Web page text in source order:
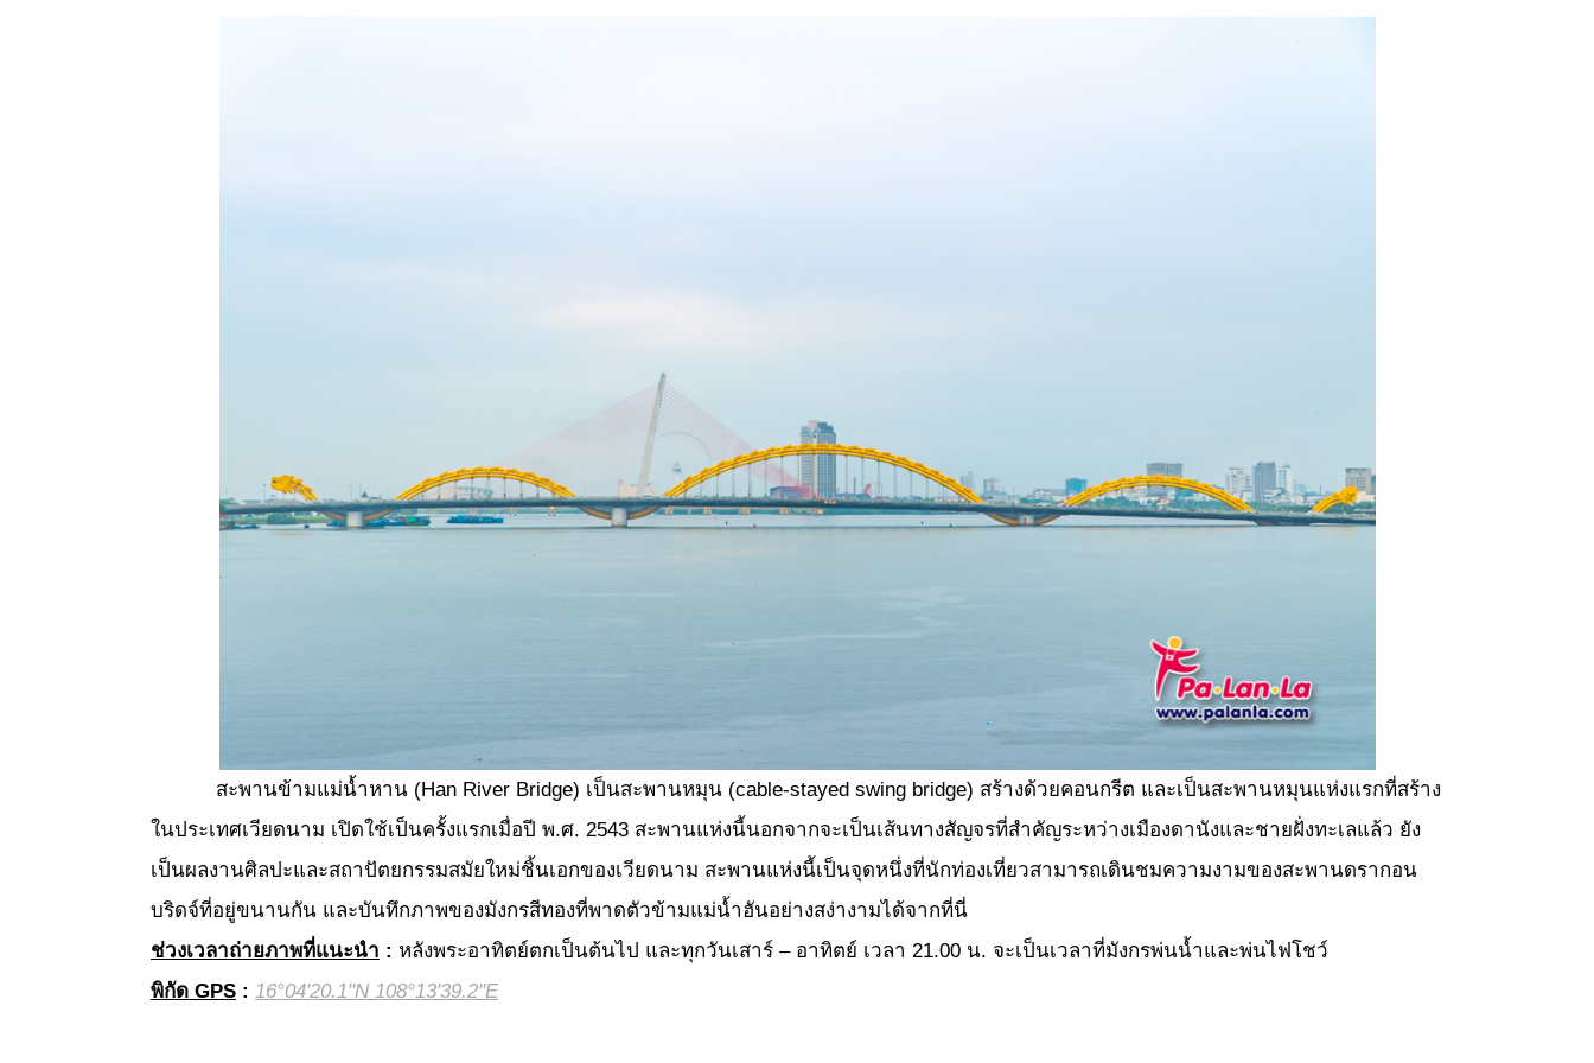
สะพานข้ามแม่น้ำหาน (Han River Bridge) เป็นสะพานหมุน (cable-stayed swing bridge) สร้างด้วยคอนกรีต และเป็นสะพานหมุนแห่งแรกที่สร้าง
ในประเทศเวียดนาม เปิดใช้เป็นครั้งแรกเมื่อปี พ.ศ. 2543 สะพานแห่งนี้นอกจากจะเป็นเส้นทางสัญจรที่สำคัญระหว่างเมืองดานังและชายฝั่งทะเลแล้ว ยัง
เป็นผลงานศิลปะและสถาปัตยกรรมสมัยใหม่ชิ้นเอกของเวียดนาม สะพานแห่งนี้เป็นจุดหนึ่งที่นักท่องเที่ยวสามารถเดินชมความงามของสะพานดรากอน
บริดจ์ที่อยู่ขนานกัน และบันทึกภาพของมังกรสีทองที่พาดตัวข้ามแม่น้ำฮันอย่างสง่างามได้จากที่นี่
ช่วงเวลาถ่ายภาพที่แนะนำ : หลังพระอาทิตย์ตกเป็นต้นไป และทุกวันเสาร์ – อาทิตย์ เวลา 21.00 น. จะเป็นเวลาที่มังกรพ่นน้ำและพ่นไฟโชว์
พิกัด GPS : 16°04'20.1"N 108°13'39.2"E